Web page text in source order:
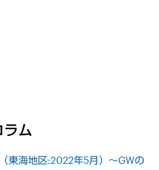
ラム
東海地区:2022年5月）～GWの